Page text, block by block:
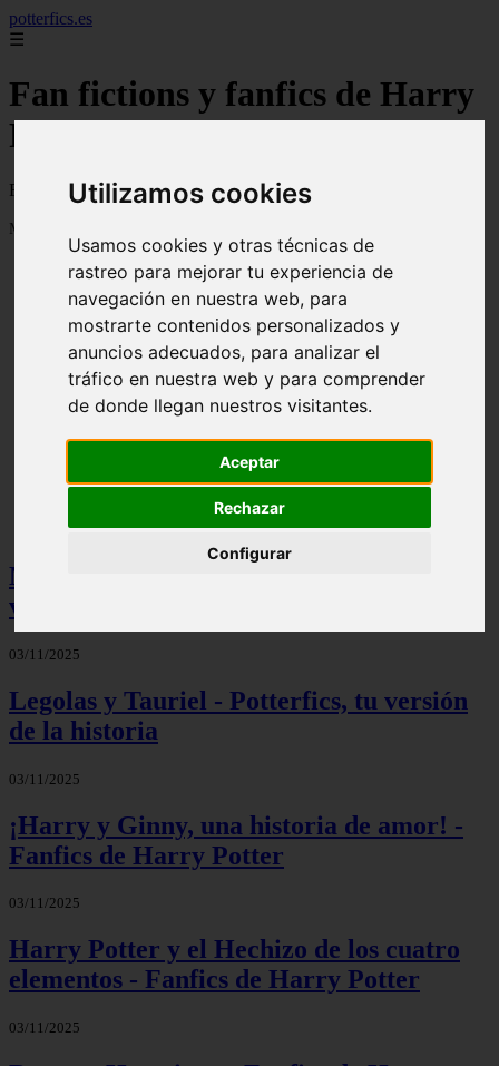
Utilizamos cookies
Usamos cookies y otras técnicas de
rastreo para mejorar tu experiencia de
navegación en nuestra web, para
mostrarte contenidos personalizados y
anuncios adecuados, para analizar el
tráfico en nuestra web y para comprender
de donde llegan nuestros visitantes.
Aceptar
Rechazar
Configurar
potterfics.es
☰
Fan fictions y fanfics de Harry
Potter en Español
Fan fictions y fanfics de Harry Potter en Español
Mostrando 1 - 24 de 3915 artículos
Otra vez - Potterfics, tu versión de la historia
Mis palabras favoritas - Potterfics, tu
versión de la historia
03/11/2025
Legolas y Tauriel - Potterfics, tu versión
de la historia
03/11/2025
¡Harry y Ginny, una historia de amor! -
Fanfics de Harry Potter
03/11/2025
Harry Potter y el Hechizo de los cuatro
elementos - Fanfics de Harry Potter
03/11/2025